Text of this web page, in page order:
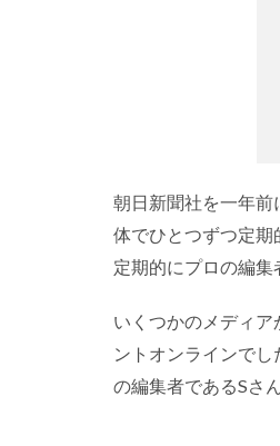
朝日新聞社を一年
体でひとつずつ定期
定期的にプロの編集
いくつかのメディ
ントオンラインで
の編集者であるSさ